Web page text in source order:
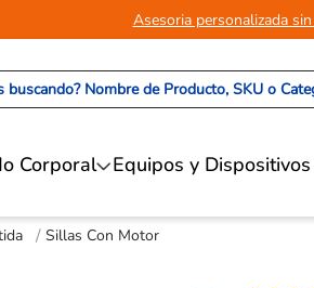
Asesoria personalizada
Nombre de Producto, SKU o
Corporal Equipos y
Sillas Con Motor